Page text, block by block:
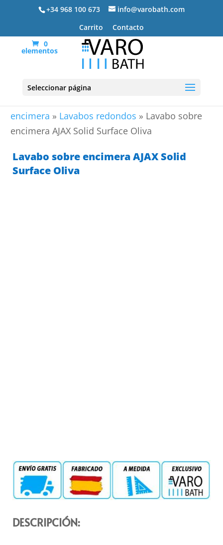
+34 968 100 673
info@varobath.com
Carrito
Contacto
0
elementos
Seleccionar página
encimera » Lavabos redondos » Lavabo sobre
encimera AJAX Solid Surface Oliva
Lavabo sobre encimera AJAX Solid
Surface Oliva
DESCRIPCIÓN: